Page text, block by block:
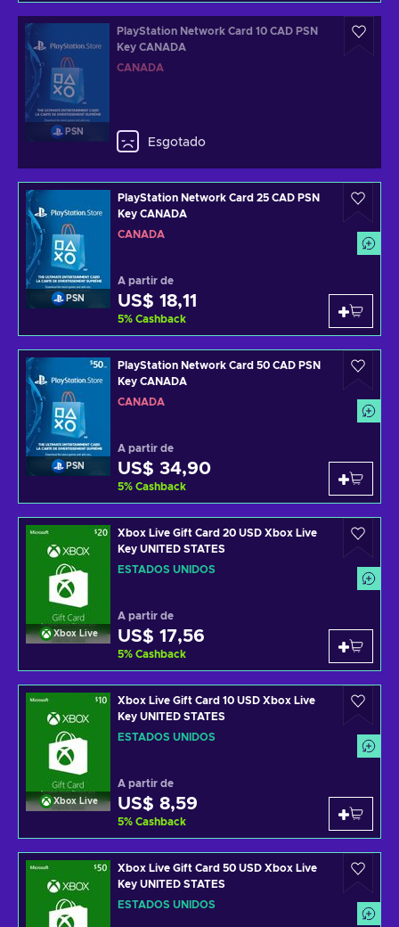
PSN
PlayStation Network Card 10 CAD PSN
Key CANADA
CANADÁ
Esgotado
PSN
PlayStation Network Card 25 CAD PSN
Key CANADA
CANADÁ
A partir de
US$ 18,11
5% Cashback
PSN
PlayStation Network Card 50 CAD PSN
Key CANADA
CANADÁ
A partir de
US$ 34,90
5% Cashback
Xbox Live
Xbox Live Gift Card 20 USD Xbox Live
Key UNITED STATES
ESTADOS UNIDOS
A partir de
US$ 17,56
5% Cashback
Xbox Live
Xbox Live Gift Card 10 USD Xbox Live
Key UNITED STATES
ESTADOS UNIDOS
A partir de
US$ 8,59
5% Cashback
Xbox Live Gift Card 50 USD Xbox Live
Key UNITED STATES
ESTADOS UNIDOS